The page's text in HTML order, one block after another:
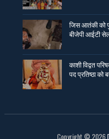
जिस आतंकी को
बीजेपी आईटी
काशी विद्वत
पद प्रतिष्ठा को
Copyright © 2026